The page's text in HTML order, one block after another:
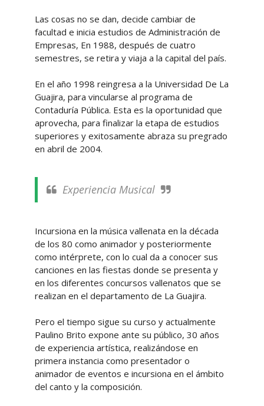
Las cosas no se dan, decide cambiar de
facultad e inicia estudios de Administración de
Empresas, En 1988, después de cuatro
semestres, se retira y viaja a la capital del país.
En el año 1998 reingresa a la Universidad De La
Guajira, para vincularse al programa de
Contaduría Pública. Esta es la oportunidad que
aprovecha, para finalizar la etapa de estudios
superiores y exitosamente abraza su pregrado
en abril de 2004.
Experiencia Musical
Incursiona en la música vallenata en la década
de los 80 como animador y posteriormente
como intérprete, con lo cual da a conocer sus
canciones en las fiestas donde se presenta y
en los diferentes concursos vallenatos que se
realizan en el departamento de La Guajira.
Pero el tiempo sigue su curso y actualmente
Paulino Brito expone ante su público, 30 años
de experiencia artística, realizándose en
primera instancia como presentador o
animador de eventos e incursiona en el ámbito
del canto y la composición.